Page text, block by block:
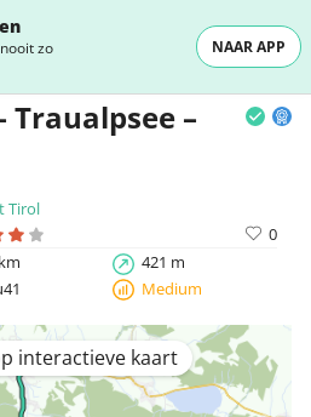
zo
NAAR APP
Traualpsee –
Tirol
0
421 m
Medium
interactieve kaart